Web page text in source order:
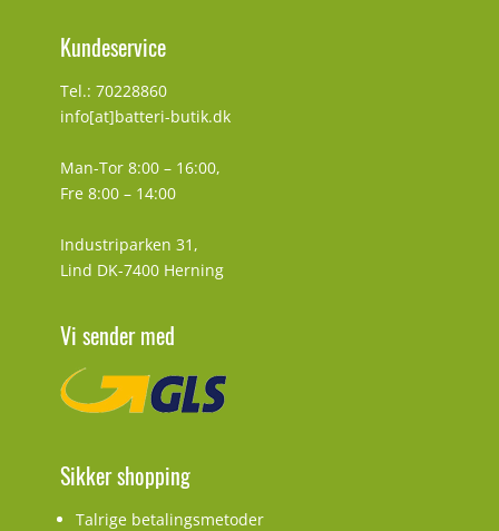
Kundeservice
Tel.: 70228860
info[at]batteri-butik.dk
Man-Tor 8:00 – 16:00,
Fre 8:00 – 14:00
Industriparken 31,
Lind DK-7400 Herning
Vi sender med
Sikker shopping
Talrige betalingsmetoder